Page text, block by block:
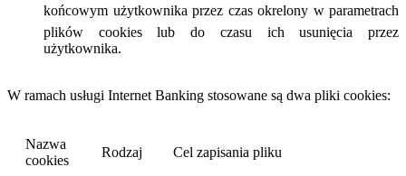
końcowym użytkownika przez czas okrelony w parametrach
plików cookies lub do czasu ich usunięcia przez
użytkownika.
W ramach usługi Internet Banking stosowane są dwa pliki cookies:
Nazwa
cookies
Rodzaj Cel zapisania pliku